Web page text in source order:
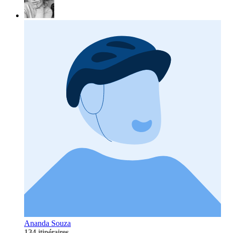
Ananda Souza